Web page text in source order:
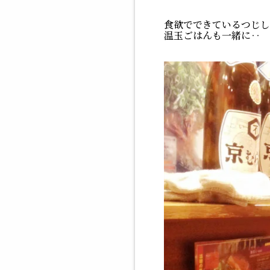
食欲でできているつじ
温玉ごはんも一緒に‥